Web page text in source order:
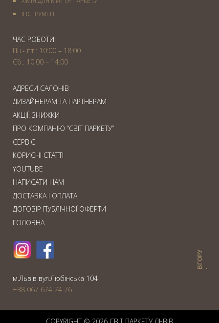
IНСТРУМЕНТ
ЧАС РОБОТИ:
Пн.- пт.: 10:00 – 18:00
Сб.: 10:00 – 14:00
АДРЕСИ САЛОНІВ
ДИЗАЙНЕРАМ ТА ПАРТНЕРАМ
АКЦІЇ. ЗНИЖКИ
ПРО КОМПАНІЮ “СВІТ ПАРКЕТУ”
СЕРВІС
КОРИСНІ СТАТТІ
YOUTUBE
НАПИСАТИ НАМ
ДОСТАВКА І ОПЛАТА
ДОГОВІР ПУБЛІЧНОЇ ОФЕРТИ
ГОЛОВНА
ВГОРУ
м.Львiв вул.Любiнська 104
+38 067 674 74 76